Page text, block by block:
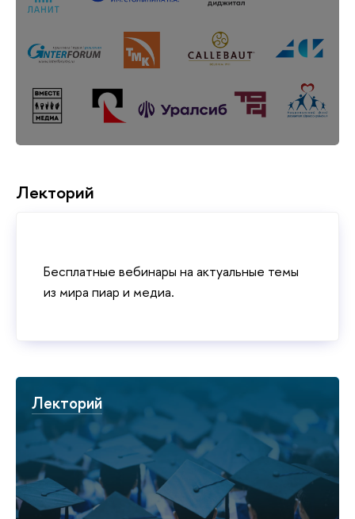
Лекторий
Бесплатные вебинары на актуальные темы
из мира пиар и медиа.
Лекторий